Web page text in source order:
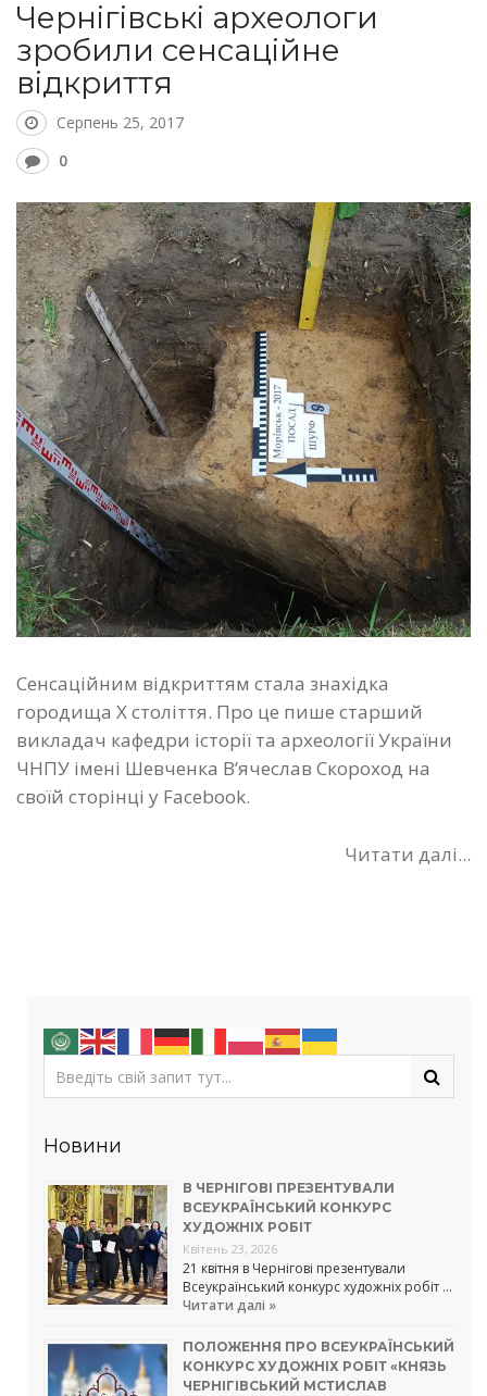
Чернігівські археологи
зробили сенсаційне
відкриття
Серпень 25, 2017
0
Сенсаційним відкриттям стала знахідка
городища Х століття. Про це пише старший
викладач кафедри історії та археології України
ЧНПУ імені Шевченка В’ячеслав Скороход на
своїй сторінці у Facebook.
Читати далі...
Новини
В ЧЕРНІГОВІ ПРЕЗЕНТУВАЛИ
ВСЕУКРАЇНСЬКИЙ КОНКУРС
ХУДОЖНІХ РОБІТ
Квітень 23, 2026
21 квітня в Чернігові презентували
Всеукраїнський конкурс художніх робіт …
Читати далі »
ПОЛОЖЕННЯ ПРО ВСЕУКРАЇНСЬКИЙ
КОНКУРС ХУДОЖНІХ РОБІТ «КНЯЗЬ
ЧЕРНІГІВСЬКИЙ МСТИСЛАВ